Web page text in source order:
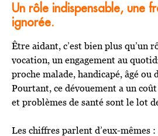
Un rôle indispensable, une
ignorée.
Être aidant, c’est bien plus qu’un
vocation, un engagement au
proche malade, handicapé, âgé ou
Pourtant, ce dévouement a un
et problèmes de santé sont le lot
Les chiffres parlent d’eux-mêmes :